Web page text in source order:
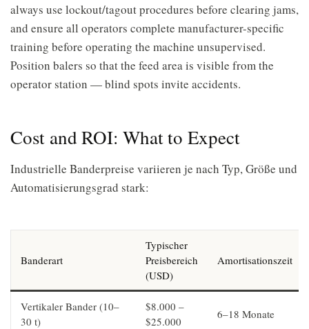
always use lockout/tagout procedures before clearing jams,
and ensure all operators complete manufacturer-specific
training before operating the machine unsupervised.
Position balers so that the feed area is visible from the
operator station — blind spots invite accidents.
Cost and ROI: What to Expect
Industrielle Banderpreise variieren je nach Typ, Größe und
Automatisierungsgrad stark:
Banderart
Typischer
Preisbereich
(USD)
Amortisationszeit
Vertikaler Bander (10–
30 t)
$8.000 –
$25.000
6–18 Monate